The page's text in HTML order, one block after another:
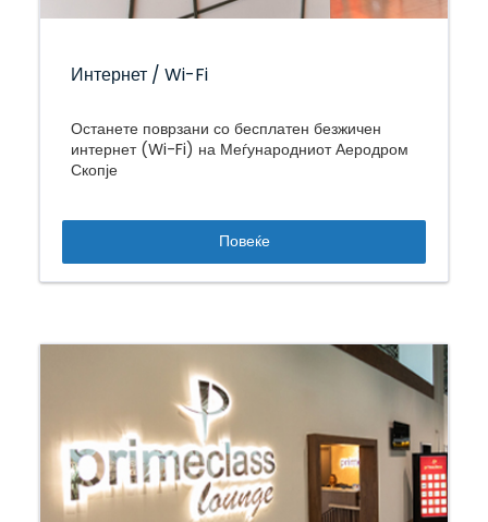
Интернет / Wi-Fi
Останете поврзани со бесплатен безжичен
интернет (Wi-Fi) на Меѓународниот Аеродром
Скопје
Повеќе